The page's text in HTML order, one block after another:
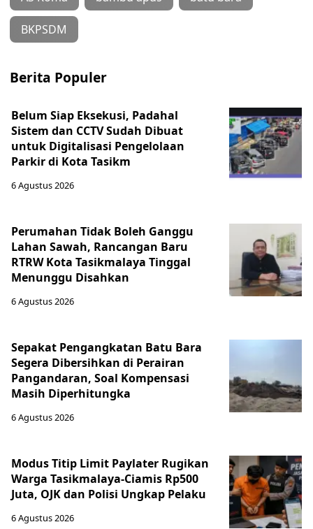
BKPSDM
Berita Populer
Belum Siap Eksekusi, Padahal
Sistem dan CCTV Sudah Dibuat
untuk Digitalisasi Pengelolaan
Parkir di Kota Tasikm
6 Agustus 2026
Perumahan Tidak Boleh Ganggu
Lahan Sawah, Rancangan Baru
RTRW Kota Tasikmalaya Tinggal
Menunggu Disahkan
6 Agustus 2026
Sepakat Pengangkatan Batu Bara
Segera Dibersihkan di Perairan
Pangandaran, Soal Kompensasi
Masih Diperhitungka
6 Agustus 2026
Modus Titip Limit Paylater Rugikan
Warga Tasikmalaya-Ciamis Rp500
Juta, OJK dan Polisi Ungkap Pelaku
6 Agustus 2026